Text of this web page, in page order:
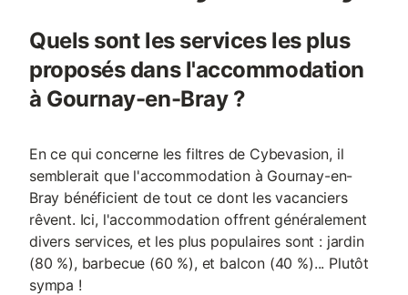
Quels sont les services les plus
proposés dans l'accommodation
à Gournay-en-Bray ?
En ce qui concerne les filtres de Cybevasion, il
semblerait que l'accommodation à Gournay-en-
Bray bénéficient de tout ce dont les vacanciers
rêvent. Ici, l'accommodation offrent généralement
divers services, et les plus populaires sont : jardin
(80 %), barbecue (60 %), et balcon (40 %)... Plutôt
sympa !